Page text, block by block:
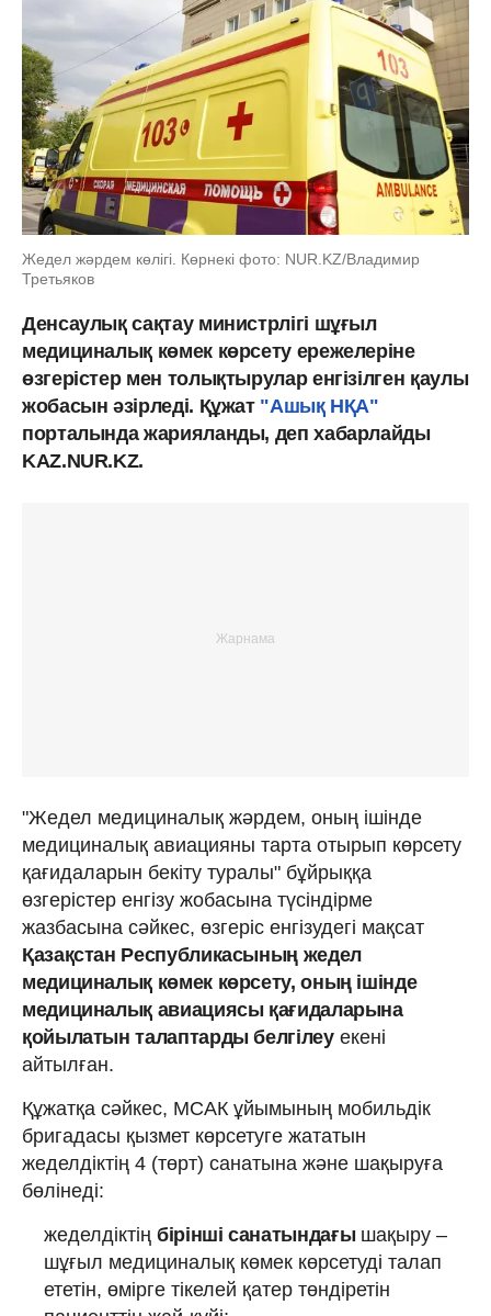
Жедел жәрдем көлігі. Көрнекі фото: NUR.KZ/Владимир
Третьяков
Денсаулық сақтау министрлігі шұғыл
медициналық көмек көрсету ережелеріне
өзгерістер мен толықтырулар енгізілген қаулы
жобасын әзірледі. Құжат "Ашық НҚА"
порталында жарияланды, деп хабарлайды
KAZ.NUR.KZ.
"Жедел медициналық жәрдем, оның ішінде
медициналық авиацияны тарта отырып көрсету
қағидаларын бекіту туралы" бұйрыққа
өзгерістер енгізу жобасына түсіндірме
жазбасына сәйкес, өзгеріс енгізудегі мақсат
Қазақстан Республикасының жедел
медициналық көмек көрсету, оның ішінде
медициналық авиациясы қағидаларына
қойылатын талаптарды белгілеуекені
айтылған.
Құжатқа сәйкес, МСАК ұйымының мобильдік
бригадасы қызмет көрсетуге жататын
жеделдіктің 4 (төрт) санатына және шақыруға
бөлінеді:
жеделдіктің бірінші санатындағышақыру –
шұғыл медициналық көмек көрсетуді талап
ететін, өмірге тікелей қатер төндіретін